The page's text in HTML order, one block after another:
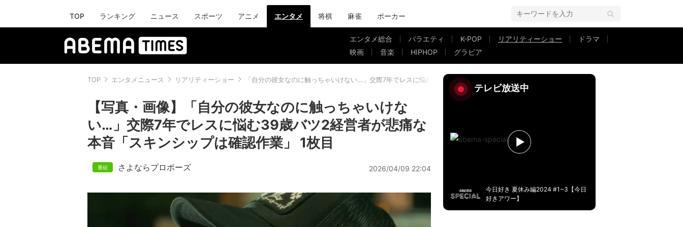
TOP ランキング ニュース スポーツ アニメ エンタメ 将棋 麻雀 ポーカー
エンタメ総合 バラエティ K-POP リアリティーショー
ドラマ
映画
音楽 HIPHOP グラビア
TOP エンタメニュース リアリティーショー 「自分の彼女なのに触っちゃいけない…」交際7年でレスに悩む39歳バツ2経営者が悲痛な本音「スキンシップは確認作業」
【写真・画像】「自分の彼女なのに触っちゃいけな
い…」交際7年でレスに悩む39歳バツ2経営者が悲痛な
本音「スキンシップは確認作業」 1枚目
さよならプロポーズ 2026/04/09 22:04
テレビ放送中
今日好き 夏休み編2024 #1~3【今日
好きアワー】